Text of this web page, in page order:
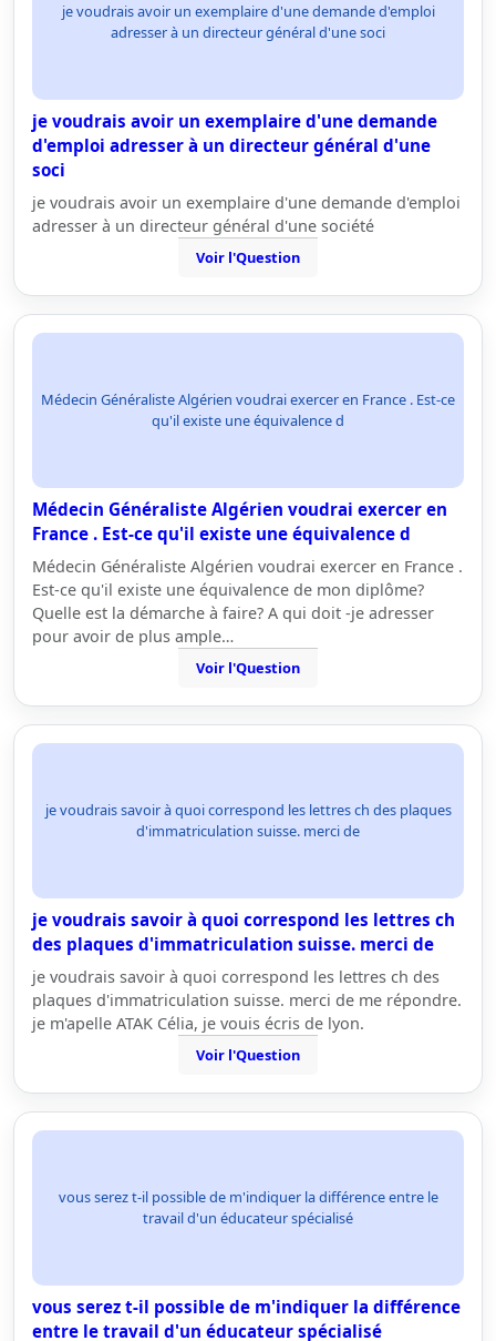
je voudrais avoir un exemplaire d'une demande d'emploi
adresser à un directeur général d'une soci
je voudrais avoir un exemplaire d'une demande
d'emploi adresser à un directeur général d'une
soci
je voudrais avoir un exemplaire d'une demande d'emploi
adresser à un directeur général d'une société
Voir l'Question
Médecin Généraliste Algérien voudrai exercer en France . Est-ce
qu'il existe une équivalence d
Médecin Généraliste Algérien voudrai exercer en
France . Est-ce qu'il existe une équivalence d
Médecin Généraliste Algérien voudrai exercer en France .
Est-ce qu'il existe une équivalence de mon diplôme?
Quelle est la démarche à faire? A qui doit -je adresser
pour avoir de plus ample…
Voir l'Question
je voudrais savoir à quoi correspond les lettres ch des plaques
d'immatriculation suisse. merci de
je voudrais savoir à quoi correspond les lettres ch
des plaques d'immatriculation suisse. merci de
je voudrais savoir à quoi correspond les lettres ch des
plaques d'immatriculation suisse. merci de me répondre.
je m'apelle ATAK Célia, je vouis écris de lyon.
Voir l'Question
vous serez t-il possible de m'indiquer la différence entre le
travail d'un éducateur spécialisé
vous serez t-il possible de m'indiquer la différence
entre le travail d'un éducateur spécialisé